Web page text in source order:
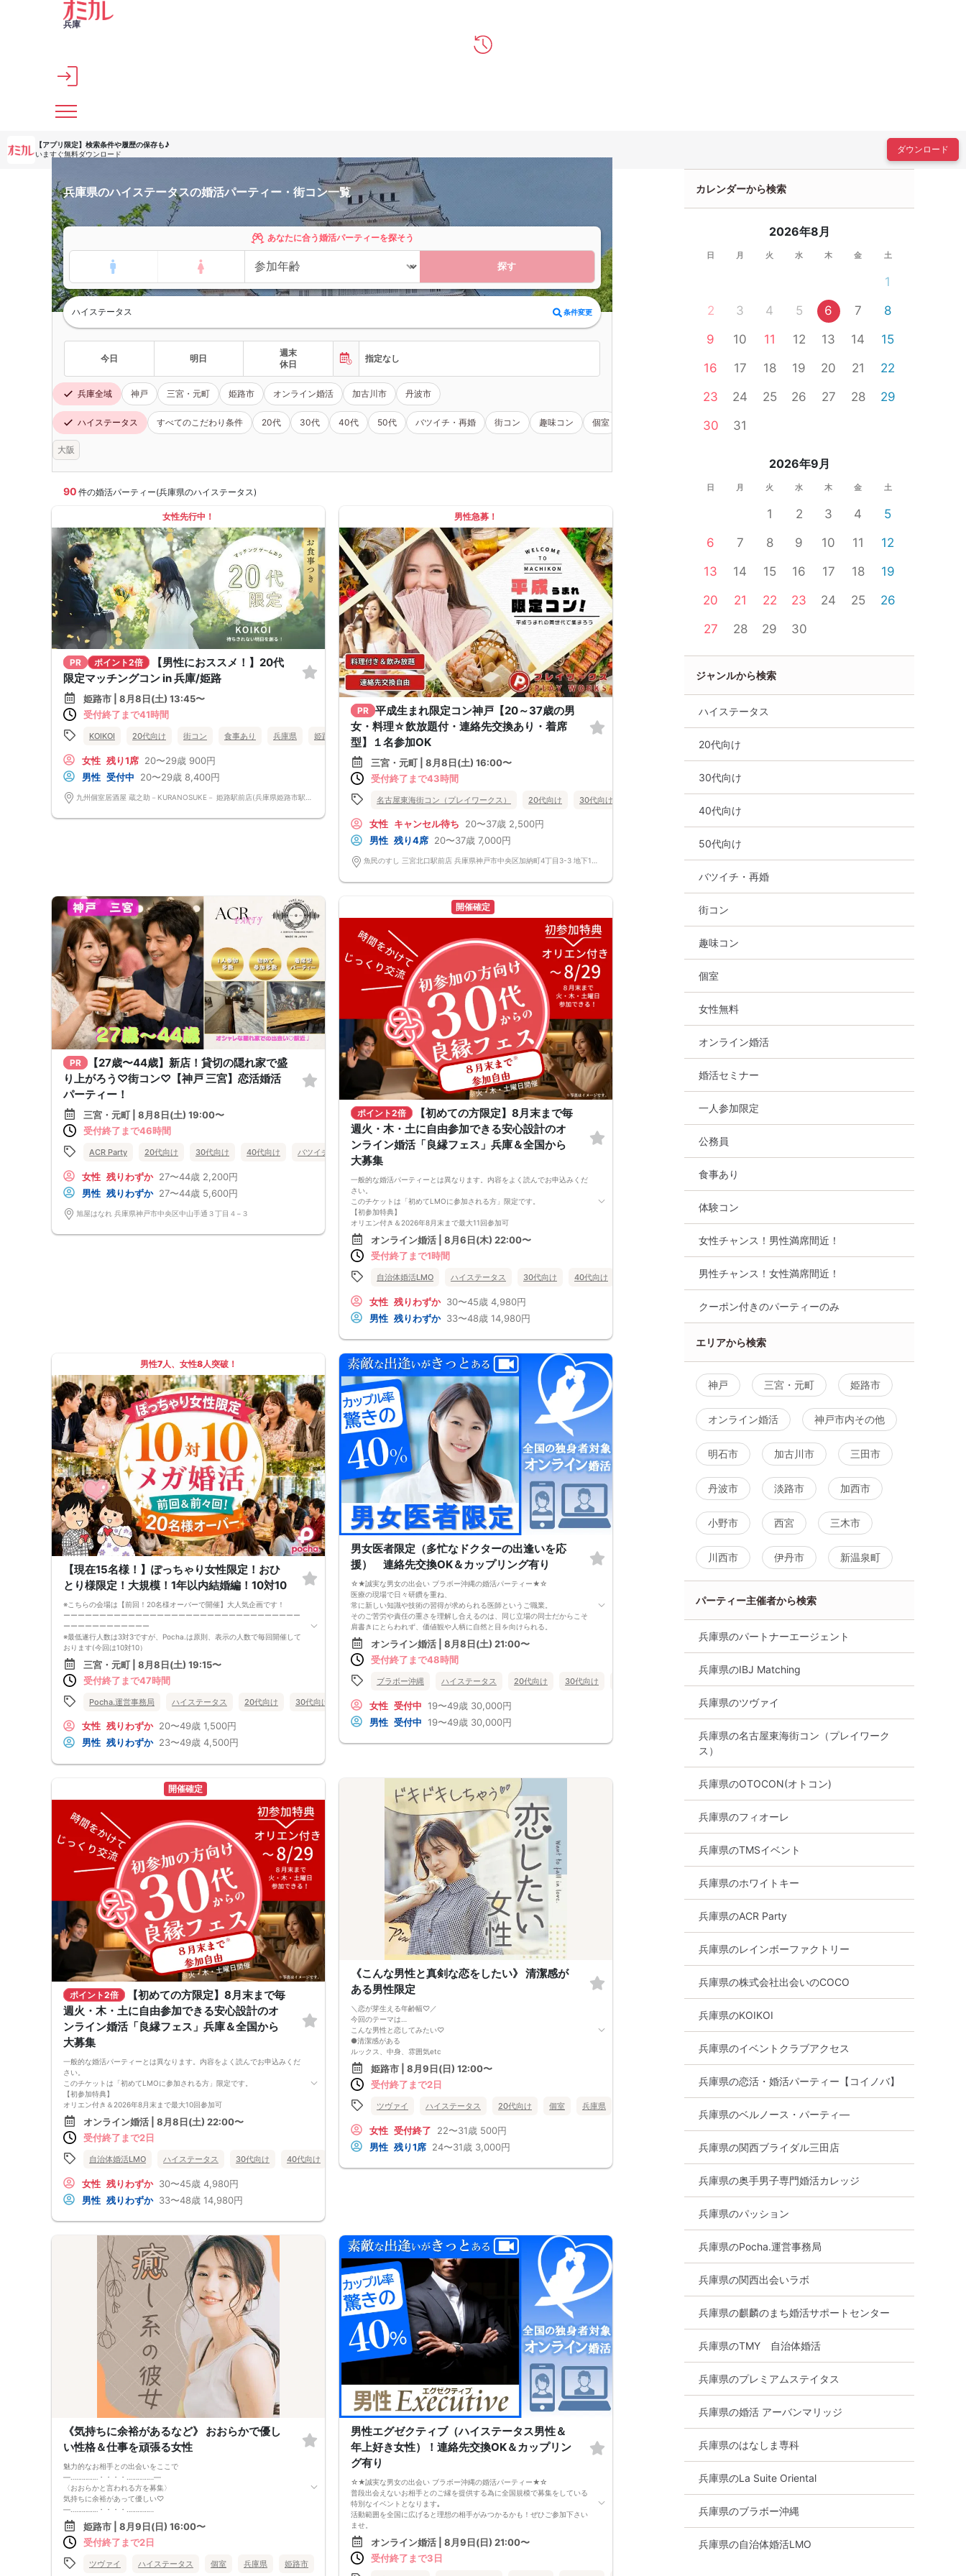
メインコンテンツへスキップ
兵庫
【アプリ限定】 検索条件や履歴の保存も♪
いますぐ無料ダウンロード
ダウンロード
兵庫県のハイステータスの婚活パーティー・街コン一覧
あなたに合う婚活パーティーを探そう
探す
ハイステータス 条件変更
今日 明日
週末
休日
指定なし
兵庫全域 神戸 三宮・元町 姫路市 オンライン婚活 加古川市 丹波市
ハイステータス すべてのこだわり条件 20代 30代 40代 50代 バツイチ・再婚 街コン 趣味コン 個室 オンライン婚活
大阪
90 件の婚活パーティー(兵庫県のハイステータス)
女性先行中！
PR ポイント2倍
【男性におススメ！】20代
限定マッチングコン in 兵庫/姫路
姫路市 | 8月8日(土) 13:45〜
受付終了まで41時間
KOIKOI 20代向け 街コン 食事あり 兵庫県 姫路市
女性 残り1席 20〜29歳 900円
男性 受付中 20〜29歳 8,400円
男性急募！
PR 平成生まれ限定コン神戸【20～37歳の男
女・料理☆飲放題付・連絡先交換あり・着席
型】１名参加OK
三宮・元町 | 8月8日(土) 16:00〜
受付終了まで43時間
名古屋東海街コン（プレイワークス） 20代向け 30代向け
女性 キャンセル待ち 20〜37歳 2,500円
男性 残り4席 20〜37歳 7,000円
PR
【27歳〜44歳】新店！貸切の隠れ家で盛
り上がろう♡街コン♡【神戸 三宮】恋活婚活
パーティー！
三宮・元町 | 8月8日(土) 19:00〜
受付終了まで46時間
ACR Party 20代向け 30代向け 40代向け バツイチ・再婚 街コン 食事あり 兵庫県 三宮・元町
女性 残りわずか 27〜44歳 2,200円
男性 残りわずか 27〜44歳 5,600円
旭屋はなれ 兵庫県神戸市中央区中山手通３丁目４−３
開催確定
ポイント2倍
【初めての方限定】8月末まで毎
週火・木・土に自由参加できる安心設計のオ
ンライン婚活「良縁フェス」兵庫＆全国から
大募集
一般的な婚活パーティーとは異なります。内容をよく読んでお申込みくだ
さい。
このチケットは「初めてLMOに参加される方」限定です。
【初参加特典】
オリエン付き＆2026年8月末まで最大11回参加可
・男性：14,980円（1回あたり約1,362円）
・女性：4,980円（1回あたり約453円）
LMO「良縁フェス」は、複数回の交流を通じて人柄や相性をじっくり確
毎回のグループ交流で少しずつ距離を縮めながら、自分らしい関わり方を
＜参加できる日程＞
初参加オリエン（必須）：8月6日（木） 22:00〜22:30
交流1回目：同日 22:30〜24:00
※2回目以降は遅刻・欠席・早退も自由ですが、お振替・返金はできませ
ん。
＜お見合い申請期限＞
8月30日 20:00まで
同期間に参加した異性の中から1名に申請できます。お相手が了承すると
お見合いが成立し、オンラインで約30分1対1で対話できます。
＜最低遂行人数＞
8月末までに最大11回の交流機会を設け、男女各10名以上の方と出会える
よう募集・運営します。
＜新規募集対象＞
・女性：30〜45歳
・男性：33〜48歳かつ士業・公務員・正社員のいずれか
・男女共通：病気療養中の方は全快後にご参加ください。
＜おことわり＞
※開催案内（中止連絡含む）は初回開始15分前までにお送りします。
※全国から募集しています。日本国内在住で日本からオンライン参加でき
る方に限ります（EEA等を含む海外からの利用不可）。
※新規募集の対象年齢はバランス調整のため変動する場合があります。
※自治体連携時やリピート参加される場合、参加条件が異なることがあり
ます。
※イベント中の連絡先交換は禁止です（交換はお見合い成立後、運営を通
じて行います）。
オンライン婚活 | 8月6日(木) 22:00〜
受付終了まで1時間
自治体婚活LMO ハイステータス 30代向け 40代向け オンライン婚活 公務員 兵庫県
女性 残りわずか 30〜45歳 4,980円
男性 残りわずか 33〜48歳 14,980円
男性7人、女性8人突破！
【現在15名様！】ぽっちゃり女性限定！おひ
とり様限定！大規模！1年以内結婚編！10対10
※こちらの会場は【前回！20名様オーバーで開催】大人気企画です！
ーーーーーーーーーーーーーーーーーーーーーーーーーーーーーーーーー
ーーーーーーーーーーーー
※最低遂行人数は3対3ですが、Pocha.は原則、表示の人数で毎回開催して
おります(今回は10対10）
ーーーーーーーーーーーーーーーーーーーーーーーーーーーーーーーーー
ーーーーーーーーーーーー
※イベント中止の場合、当日開催時刻の3時間前までにご連絡させて頂きま
(2024~2025年実績)
ーーーーーーーーーーーー
ぽっちゃり女性限定のお見合いパーティ！【Pocha.運営事務局】です。
ぽっちゃり女性の為のイベントを開催し、今年で16年目を迎えました！全
ーーーーーーーーーーーーーーーーーーーーーーーーーーーーーーーーー
マスコミにも多数ご協力させて頂いております！
フジテレビ『バイキング』『ダウンタウンなう』
TBS『朝ズバッ！』
TBS 『中居大輔と本田翼と夜な夜なラブ子さん』
雑誌『FRIDAY』『週刊SPA！』など他多数！
ーーーーーーーーーーーーーーーーーーーーーーーーーーーーーーーーー
ーーーーーーーーーーーー
三宮駅前にて！ぽっちゃり女性限定！お見合いパーティ編を開催です！
じっくり婚活をお楽しみ下さいませ☆
【結婚報告殺到中！直近では昨年10月のイベントより】
ーーーーーーーーーーーーーーーーーーーーーーーーーーーーーーーーー
ーーーーーーーーーーーー
女性は、ぷちぽちゃ様～3桁ぽっちゃり様が中心の企画となります！
男性は『ぽっちゃりが絶対好き』という男性より『ぽっちゃりな女性も良
いかも』という方にご参加頂いております！
ーーーーーーーーーーーーーーーーーーーーーーーーーーーーーーーーー
ーーーーーーーーーーーー
こちらの企画はアプローチタイム無しです。代わりに最大で5名様の異性
にご連絡先カードをお渡し頂けます！
三宮・元町 | 8月8日(土) 19:15〜
受付終了まで47時間
Pocha.運営事務局 ハイステータス 20代向け 30代向け 40代向け バツイチ・再婚 一人参加限定
女性 残りわずか 20〜49歳 1,500円
男性 残りわずか 23〜49歳 4,500円
男女医者限定（多忙なドクターの出逢いを応
援） 連絡先交換OK＆カップリング有り
☆★誠実な男女の出会い ブラボー沖縄の婚活パーティー★☆
医療の現場で日々研鑽を重ね、
常に新しい知識や技術の習得が求められる医師というご職業。
そのご苦労や責任の重さを理解し合えるのは、同じ立場の同士だからこそ
肩書きにとらわれず、価値観や人柄に自然と目を向けられる。
そんな心地よい関係を築ける出会いの場をご用意しました。
【注意事項】
す様お願い申し上げます。
る場合がございます。
・終了時刻は目安となります。正確な終了時刻はイベント開始時にスタッ
フよりご案内いたします。
すことをご了承ください。
・イベント開催時刻１時間前迄に最小催行人数に満たない場合は中止のご
連絡を差し上げます。
・学生は参加後にお支払い頂いた金額から20,000円を上限にキャッシュ
バック致します。
オンライン婚活 | 8月8日(土) 21:00〜
受付終了まで48時間
ブラボー沖縄 ハイステータス 20代向け 30代向け
女性 受付中 19〜49歳 30,000円
男性 受付中 19〜49歳 30,000円
開催確定
ポイント2倍
【初めての方限定】8月末まで毎
週火・木・土に自由参加できる安心設計のオ
ンライン婚活「良縁フェス」兵庫＆全国から
大募集
一般的な婚活パーティーとは異なります。内容をよく読んでお申込みくだ
さい。
このチケットは「初めてLMOに参加される方」限定です。
【初参加特典】
オリエン付き＆2026年8月末まで最大10回参加可
・男性：14,980円（1回あたり約1,498円）
・女性：4,980円（1回あたり約498円）
LMO「良縁フェス」は、複数回の交流を通じて人柄や相性をじっくり確
毎回のグループ交流で少しずつ距離を縮めながら、自分らしい関わり方を
＜参加できる日程＞
初参加オリエン（必須）：8月8日（土） 22:00〜22:30
交流1回目：同日 22:30〜24:00
※2回目以降は遅刻・欠席・早退も自由ですが、お振替・返金はできませ
＜お見合い申請期限＞
8月30日 20:00まで
同期間に参加した異性の中から1名に申請できます。お相手が了承すると
お見合いが成立し、オンラインで約30分1対1で対話できます。
＜最低遂行人数＞
8月末までに最大10回の交流機会を設け、男女各10名以上の方と出会える
よう募集・運営します。
＜新規募集対象＞
・女性：30〜45歳
・男性：33〜48歳かつ士業・公務員・正社員のいずれか
・男女共通：病気療養中の方は全快後にご参加ください。
＜おことわり＞
※開催案内（中止連絡含む）は初回開始15分前までにお送りします。
※全国から募集しています。日本国内在住で日本からオンライン参加でき
る方に限ります（EEA等を含む海外からの利用不可）。
※新規募集の対象年齢はバランス調整のため変動する場合があります。
※自治体連携時やリピート参加される場合、参加条件が異なることがあり
ます。
※イベント中の連絡先交換は禁止です（交換はお見合い成立後、運営を通
じて行います）。
オンライン婚活 | 8月8日(土) 22:00〜
受付終了まで2日
自治体婚活LMO ハイステータス 30代向け 40代向け
女性 残りわずか 30〜45歳 4,980円
男性 残りわずか 33〜48歳 14,980円
《こんな男性と真剣な恋をしたい》 清潔感が
ある男性限定
＼恋が芽生える年齢幅♡／
今回のテーマは…
こんな男性と恋してみたい♡
●清潔感がある
ルックス、中身、雰囲気etc
魅力的な方と出会える♪
理想の方と出会うチャンスです♡
姫路市 | 8月9日(日) 12:00〜
受付終了まで2日
ツヴァイ ハイステータス 20代向け 個室 兵庫県
女性 受付終了 22〜31歳 500円
男性 残り1席 24〜31歳 3,000円
《気持ちに余裕があるなど》 おおらかで優し
い性格＆仕事を頑張る女性
魅力的なお相手との出会いをここで
―…‥‥‥‥‥‥・・・・‥‥‥‥‥‥…―
〈おおらかと言われる方を募集〉
気持ちに余裕があって優しい♡
―…‥‥‥‥‥‥・・・・‥‥‥‥‥‥…
◆年収500万円以上
◆年収400万円以上＆大卒
いずれかに当てはまる身長170cm以上の男性
姫路市 | 8月9日(日) 16:00〜
受付終了まで2日
ツヴァイ ハイステータス 個室 兵庫県 姫路市
男性エグゼクティブ（ハイステータス男性＆
年上好き女性）！連絡先交換OK＆カップリン
グ有り
☆★誠実な男女の出会い ブラボー沖縄の婚活パーティー★☆
普段出会えないお相手とのご縁を提供する為に全国規模で募集をしている
特別なイベントとなります｡
活動範囲を全国に広げると理想の相手がみつかるかも！ぜひご参加下さい
ませ。
【注意事項】
・全国各地に募集しております。お相手の居住地はご自身の居住地と異な
オンライン婚活 | 8月9日(日) 21:00〜
受付終了まで3日
カレンダーから検索
2026年8月
日 月 火 水 木 金 土
1
2
3 4 5 6 7
8
9
10 11 12 13 14
15
16
17 18 19 20 21
22
23
24 25 26 27 28
29
30
31
2026年9月
日 月 火 水 木 金 土
1 2 3 4
5
6
7 8 9 10 11
12
13
14 15 16 17 18
19
20
21 22 23 24 25
26
27
28 29 30
ジャンルから検索
ハイステータス
20代向け
30代向け
40代向け
50代向け
バツイチ・再婚
街コン
趣味コン
個室
女性無料
オンライン婚活
婚活セミナー
一人参加限定
公務員
食事あり
体験コン
女性チャンス！男性満席間近！
男性チャンス！女性満席間近！
クーポン付きのパーティーのみ
エリアから検索
神戸 三宮・元町 姫路市
オンライン婚活 神戸市内その他
明石市 加古川市 三田市
丹波市 淡路市 加西市
小野市 西宮 三木市
川西市 伊丹市 新温泉町
パーティー主催者から検索
兵庫県のパートナーエージェント
兵庫県のIBJ Matching
兵庫県のツヴァイ
兵庫県の名古屋東海街コン（プレイワーク
ス）
兵庫県のOTOCON(オトコン)
兵庫県のフィオーレ
兵庫県のTMSイベント
兵庫県のホワイトキー
兵庫県のACR Party
兵庫県のレインボーファクトリー
兵庫県の株式会社出会いのCOCO
兵庫県のKOIKOI
兵庫県のイベントクラブアクセス
兵庫県の恋活・婚活パーティー【コイノバ】
兵庫県のベルノース・パーティ―
兵庫県の関西ブライダル三田店
兵庫県の奥手男子専門婚活カレッジ
兵庫県のパッション
兵庫県のPocha.運営事務局
兵庫県の関西出会いラボ
兵庫県の麒麟のまち婚活サポートセンター
兵庫県のTMY 自治体婚活
兵庫県のプレミアムステイタス
兵庫県の婚活 アーバンマリッジ
兵庫県のはなしま専科
兵庫県のLa Suite Oriental
兵庫県のブラボー沖縄
兵庫県の自治体婚活LMO